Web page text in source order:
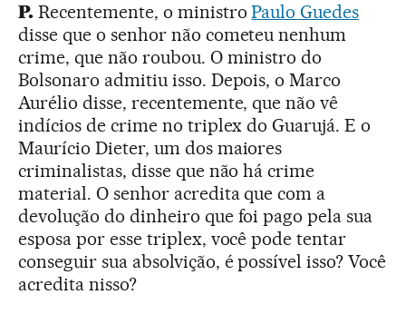
P.Recentemente, o ministroPaulo Guedes
disse que o senhor não cometeu nenhum
crime, que não roubou. O ministro do
Bolsonaro admitiu isso. Depois, o Marco
Aurélio disse, recentemente, que não vê
indícios de crime no triplex do Guarujá. E o
Maurício Dieter, um dos maiores
criminalistas, disse que não há crime
material. O senhor acredita que com a
devolução do dinheiro que foi pago pela sua
esposa por esse triplex, você pode tentar
conseguir sua absolvição, é possível isso? Você
acredita nisso?